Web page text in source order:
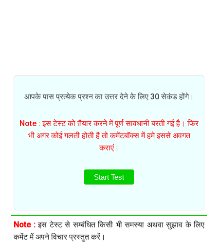
आपके पास प्रत्येक प्रश्न का उत्तर देने के लिए 30 सेकंड होंगे।
Note : इस टेस्ट को तैयार करने में पूर्ण सावधानी बरती गई है। फिर
भी अगर कोई गलती होती है तो कमेंटबॉक्स में हमे इससे अवगत
कराएं।
Start Test
Note :इस टेस्ट से सम्बंधित किसी भी समस्या अथवा सुझाव के लिए
कमेंट में अपने विचार प्रस्तुत करें।